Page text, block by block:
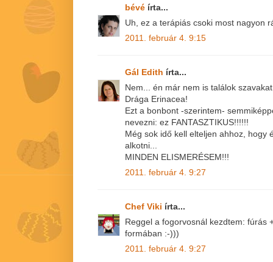
bévé írta...
Uh, ez a terápiás csoki most nagyon
2011. február 4. 9:15
Gál Edith írta...
Nem... én már nem is találok
Drága Erinacea!
Ezt a bonbont -szerintem-
nevezni: ez FANTASZTIKUS!!!!!!
Még sok idő kell elteljen ahhoz, hogy
alkotni...
MINDEN ELISMERÉSEM!!!
2011. február 4. 9:27
Chef Viki írta...
Reggel a fogorvosnál kezdtem: fúrás
formában :-)))
2011. február 4. 9:27